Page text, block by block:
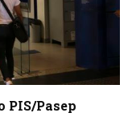
PIS/Pasep